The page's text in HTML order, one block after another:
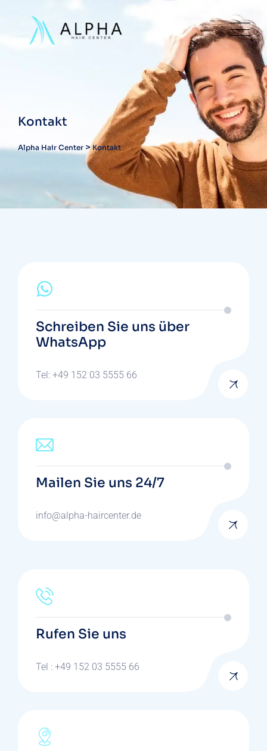
Kontakt
Alpha Hair Center >Kontakt
Schreiben Sie uns über
WhatsApp
Tel: +49 152 03 5555 66
Mailen Sie uns 24/7
info@alpha-haircenter.de
Rufen Sie uns
Tel : +49 152 03 5555 66